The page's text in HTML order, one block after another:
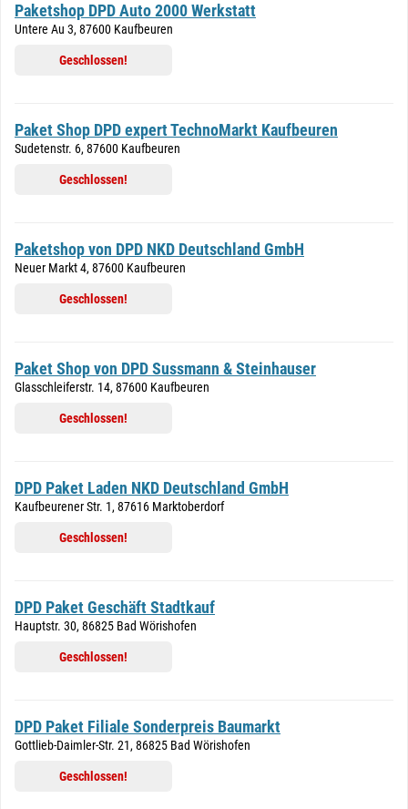
Paketshop DPD Auto 2000 Werkstatt
Untere Au 3, 87600 Kaufbeuren
Geschlossen!
Paket Shop DPD expert TechnoMarkt Kaufbeuren
Sudetenstr. 6, 87600 Kaufbeuren
Geschlossen!
Paketshop von DPD NKD Deutschland GmbH
Neuer Markt 4, 87600 Kaufbeuren
Geschlossen!
Paket Shop von DPD Sussmann & Steinhauser
Glasschleiferstr. 14, 87600 Kaufbeuren
Geschlossen!
DPD Paket Laden NKD Deutschland GmbH
Kaufbeurener Str. 1, 87616 Marktoberdorf
Geschlossen!
DPD Paket Geschäft Stadtkauf
Hauptstr. 30, 86825 Bad Wörishofen
Geschlossen!
DPD Paket Filiale Sonderpreis Baumarkt
Gottlieb-Daimler-Str. 21, 86825 Bad Wörishofen
Geschlossen!